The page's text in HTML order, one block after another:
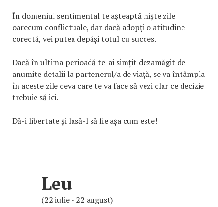
În domeniul sentimental te așteaptă niște zile
oarecum conflictuale, dar dacă adopți o atitudine
corectă, vei putea depăși totul cu succes.
Dacă în ultima perioadă te-ai simțit dezamăgit de
anumite detalii la partenerul/a de viață, se va întâmpla
în aceste zile ceva care te va face să vezi clar ce decizie
trebuie să iei.
Dă-i libertate și lasă-l să fie așa cum este!
Leu
(22 iulie - 22 august)